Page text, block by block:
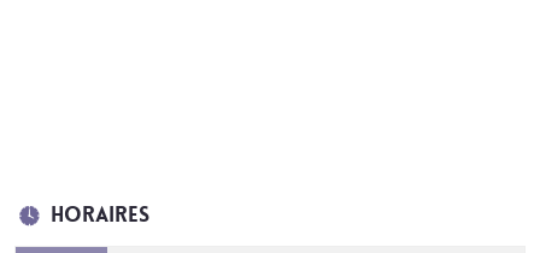
Horaires